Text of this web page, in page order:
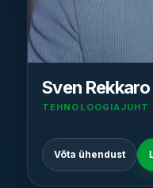
Sven Rekkaro
TEHNOLOOGIAJUHT
Võta ühendust